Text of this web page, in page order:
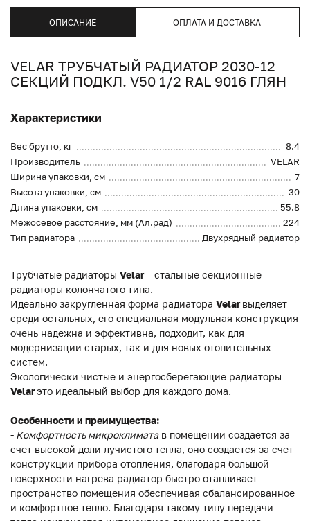
ОПИСАНИЕ ОПЛАТА И ДОСТАВКА
VELAR ТРУБЧАТЫЙ РАДИАТОР 2030-12
СЕКЦИЙ ПОДКЛ. V50 1/2 RAL 9016 ГЛЯН
Характеристики
Вес брутто, кг
8.4
Производитель
VELAR
Ширина упаковки, см
7
Высота упаковки, см
30
Длина упаковки, см
55.8
Межосевое расстояние, мм (Ал.рад)
224
Тип радиатора
Двухрядный радиатор
Трубчатые радиаторы Velar– стальные секционные
радиаторы колончатого типа.
Идеально закругленная форма радиатора Velarвыделяет
среди остальных, его специальная модульная конструкция
очень надежна и эффективна, подходит, как для
модернизации старых, так и для новых отопительных
систем.
Экологически чистые и энергосберегающие радиаторы
Velarэто идеальный выбор для каждого дома.
Особенности и преимущества:
- Комфортность микроклиматав помещении создается за
счет высокой доли лучистого тепла, оно создается за счет
конструкции прибора отопления, благодаря большой
поверхности нагрева радиатор быстро отапливает
пространство помещения обеспечивая сбалансированное
и комфортное тепло. Благодаря такому типу передачи